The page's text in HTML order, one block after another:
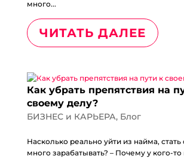
много...
ЧИТАТЬ ДАЛЕЕ
Как убрать препятствия на
своему делу?
БИЗНЕС и КАРЬЕРА, Блог
Насколько реально уйти из найма,
много зарабатывать? – Почему у кого-то